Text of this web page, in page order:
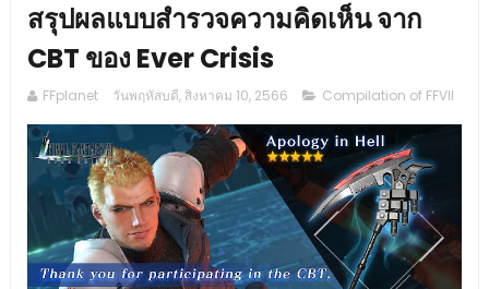
สรุปผลแบบสำรวจความคิดเห็น จาก
CBT ของ Ever Crisis
FFplanet วันพฤหัสบดี, สิงหาคม 10, 2566 Compilation of FFVII